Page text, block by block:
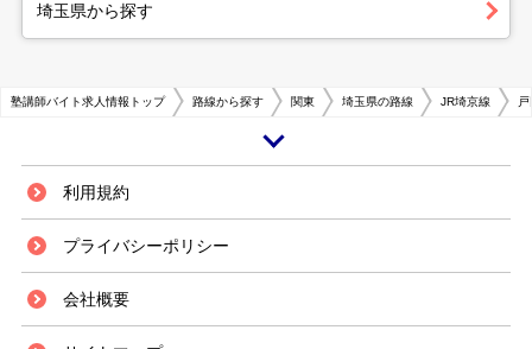
埼玉県から探す
塾講師バイト求人情報トップ 路線から探す 関東 埼玉県の路線 JR埼京線
埼玉県南部の戸田市にあるJR埼京線の戸田公園駅は、都心池袋までの所要
周辺は、古くからベッドタウンとして発展し、現在も住宅・マンション街が
広がっています。 街中には大型スーパーマーケットをはじめ、日々の生活
に便利な商店も充実している他、小中学校をメインに教育機関の数も多くな
っています。加えて荒川沿いには戸田公園や河川敷をはじめ、緑豊かなスポ
ットも多く、オフの運動や憩い、そして子供と親しむ場としても便利に利用
利用規約
プライバシーポリシー
会社概要